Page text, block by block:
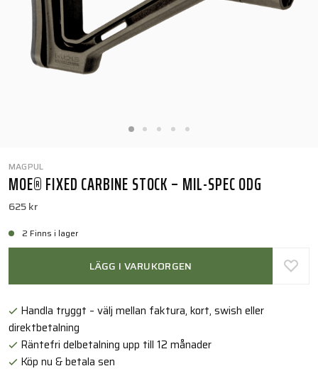
MAGPUL
MOE® FIXED CARBINE STOCK – MIL-SPEC ODG
625 kr
2 Finns i lager
LÄGG I VARUKORGEN
Handla tryggt – välj mellan faktura, kort, swish eller
direktbetalning
Räntefri delbetalning upp till 12 månader
Köp nu & betala sen